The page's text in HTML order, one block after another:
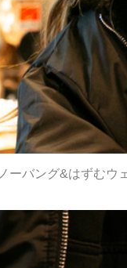
ノーバング&はずむ